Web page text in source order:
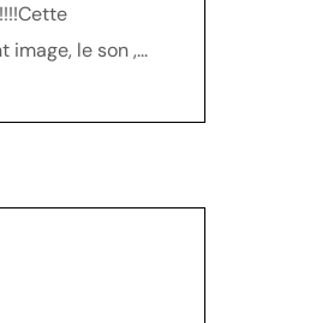
le son ,...